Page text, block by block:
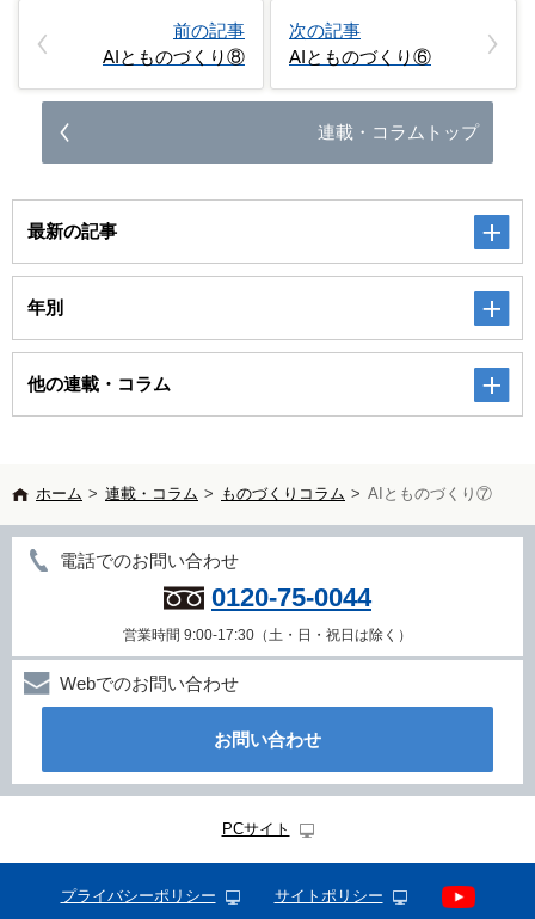
前の記事
AIとものづくり⑧
次の記事
AIとものづくり⑥
連載・コラムトップ
最新の記事
年別
他の連載・コラム
ホーム > 連載・コラム > ものづくりコラム > AIとものづくり⑦
電話でのお問い合わせ
0120-75-0044
営業時間 9:00-17:30（土・日・祝日は除く）
Webでのお問い合わせ
お問い合わせ
PCサイト
プライバシーポリシー サイトポリシー